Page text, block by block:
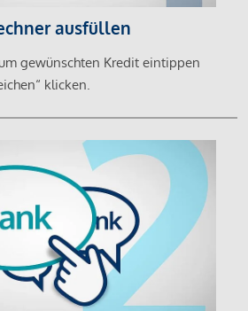
ausfüllen
gewünschten Kredit eintippen
klicken.